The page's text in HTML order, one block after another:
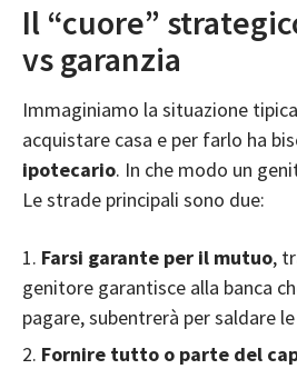
Il “cuore”
vs garanzia
Immaginiamo la situazione
acquistare casa e per farlo ha
ipotecario. In che modo un
Le strade principali sono due:
Farsi garante per il mutuo,
genitore garantisce alla banca
pagare, subentrerà per saldare
Fornire tutto o parte del